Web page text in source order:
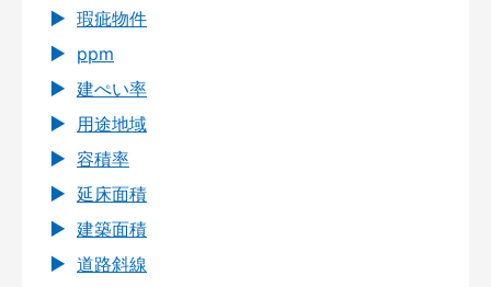
瑕疵物件
ppm
建ぺい率
用途地域
容積率
延床面積
建築面積
道路斜線